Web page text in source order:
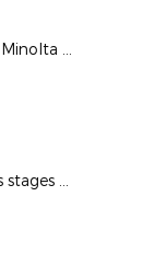
Coupe Seniors Konica Minolta : le trophée pour Pouzauges Bocage !
A la découverte de nos stages d'été DESTIFOOT !